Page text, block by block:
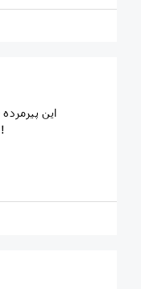
این